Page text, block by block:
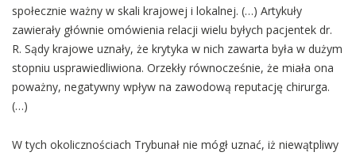
społecznie ważny w skali krajowej i lokalnej. (…) Artykuły
zawierały głównie omówienia relacji wielu byłych pacjentek dr.
R. Sądy krajowe uznały, że krytyka w nich zawarta była w dużym
stopniu usprawiedliwiona. Orzekły równocześnie, że miała ona
poważny, negatywny wpływ na zawodową reputację chirurga.
(…)
W tych okolicznościach Trybunał nie mógł uznać, iż niewątpliwy